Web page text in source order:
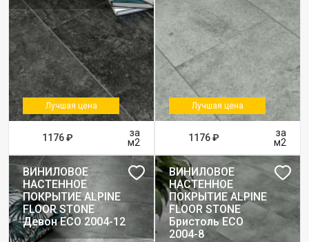
Лучшая цена
1176 ₽
за
м2
Лучшая цена
1176 ₽
за
м2
ВИНИЛОВОЕ
НАСТЕННОЕ
ПОКРЫТИЕ ALPINE
FLOOR STONE
Девон ЕСО 2004-12
ВИНИЛОВОЕ
НАСТЕННОЕ
ПОКРЫТИЕ ALPINE
FLOOR STONE
Бристоль ЕСО
2004-8